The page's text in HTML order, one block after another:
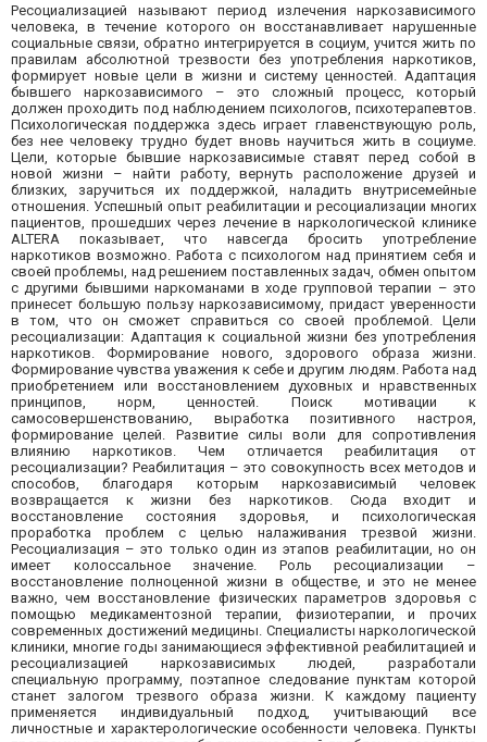
Ресоциализацией называют период излечения наркозависимого
человека, в течение которого он восстанавливает нарушенные
социальные связи, обратно интегрируется в социум, учится жить по
правилам абсолютной трезвости без употребления наркотиков,
формирует новые цели в жизни и систему ценностей. Адаптация
бывшего наркозависимого – это сложный процесс, который
должен проходить под наблюдением психологов, психотерапевтов.
Психологическая поддержка здесь играет главенствующую роль,
без нее человеку трудно будет вновь научиться жить в социуме.
Цели, которые бывшие наркозависимые ставят перед собой в
новой жизни – найти работу, вернуть расположение друзей и
близких, заручиться их поддержкой, наладить внутрисемейные
отношения. Успешный опыт реабилитации и ресоциализации многих
пациентов, прошедших через лечение в наркологической клинике
ALTERA показывает, что навсегда бросить употребление
наркотиков возможно. Работа с психологом над принятием себя и
своей проблемы, над решением поставленных задач, обмен опытом
с другими бывшими наркоманами в ходе групповой терапии – это
принесет большую пользу наркозависимому, придаст уверенности
в том, что он сможет справиться со своей проблемой. Цели
ресоциализации: Адаптация к социальной жизни без употребления
наркотиков. Формирование нового, здорового образа жизни.
Формирование чувства уважения к себе и другим людям. Работа над
приобретением или восстановлением духовных и нравственных
принципов, норм, ценностей. Поиск мотивации к
самосовершенствованию, выработка позитивного настроя,
формирование целей. Развитие силы воли для сопротивления
влиянию наркотиков. Чем отличается реабилитация от
ресоциализации? Реабилитация – это совокупность всех методов и
способов, благодаря которым наркозависимый человек
возвращается к жизни без наркотиков. Сюда входит и
восстановление состояния здоровья, и психологическая
проработка проблем с целью налаживания трезвой жизни.
Ресоциализация – это только один из этапов реабилитации, но он
имеет колоссальное значение. Роль ресоциализации –
восстановление полноценной жизни в обществе, и это не менее
важно, чем восстановление физических параметров здоровья с
помощью медикаментозной терапии, физиотерапии, и прочих
современных достижений медицины. Специалисты наркологической
клиники, многие годы занимающиеся эффективной реабилитацией и
ресоциализацией наркозависимых людей, разработали
специальную программу, поэтапное следование пунктам которой
станет залогом трезвого образа жизни. К каждому пациенту
применяется индивидуальный подход, учитывающий все
личностные и характерологические особенности человека. Пункты